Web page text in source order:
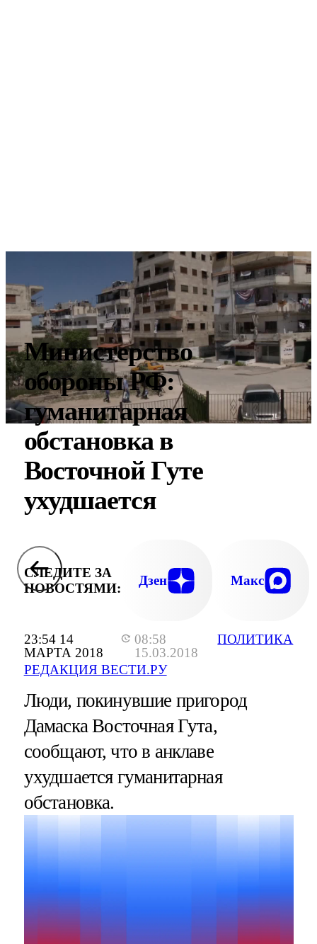
23:54 14
МАРТА 2018
08:58
15.03.2018
РЕДАКЦИЯ ВЕСТИ.РУ
ПОЛИТИКА
Министерство
обороны РФ:
гуманитарная
обстановка в
Восточной Гуте
ухудшается
СЛЕДИТЕ ЗА
НОВОСТЯМИ:
Дзен Макс
Люди, покинувшие пригород
Дамаска Восточная Гута,
сообщают, что в анклаве
ухудшается гуманитарная
обстановка.